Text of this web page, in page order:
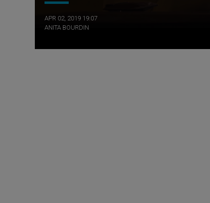
APR 02, 2019 19:07
ANITA BOURDIN